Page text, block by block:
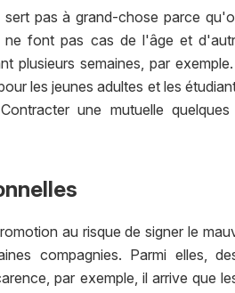
pas à grand-chose parce
font pas cas de l'âge et
plusieurs semaines, par
les jeunes adultes et les
une mutuelle
au risque de signer le
compagnies. Parmi elles,
par exemple, il arrive que